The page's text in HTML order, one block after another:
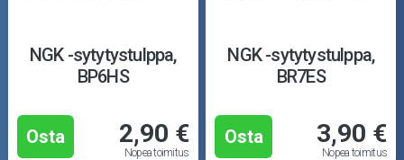
NGK -sytytystulppa,
BP6HS
Osta 2,90 €
Nopea toimitus
NGK -sytytystulppa,
BR7ES
Osta 3,90 €
Nopea toimitus